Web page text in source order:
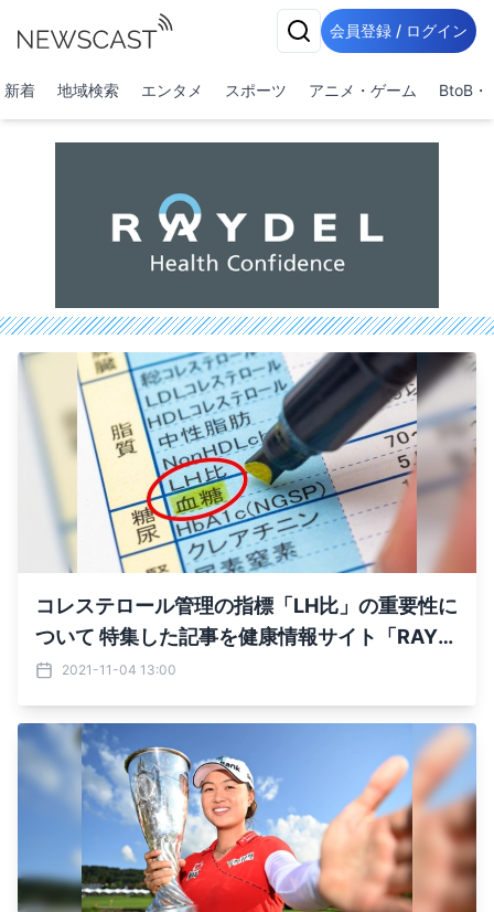
会員登録 / ログイン
新着 地域検索 エンタメ スポーツ アニメ・ゲーム BtoB・
コレステロール管理の指標「LH比」の重要性に
ついて 特集した記事を健康情報サイト「RAYD
EL」にて公開
2021-11-04 13:00